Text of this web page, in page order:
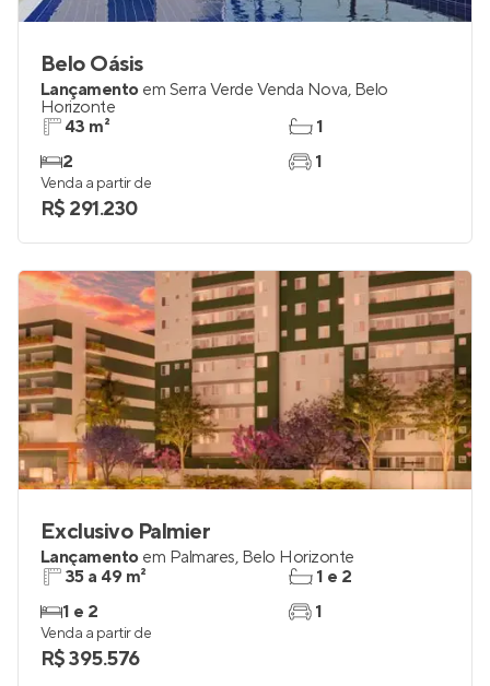
Belo Oásis
Lançamento em Serra Verde Venda Nova, Belo
Horizonte
43 m²
2
1
1
Venda a partir de
R$ 291.230
Exclusivo Palmier
Lançamento em Palmares, Belo Horizonte
35 a 49 m²
1 e 2
1 e 2
1
Venda a partir de
R$ 395.576